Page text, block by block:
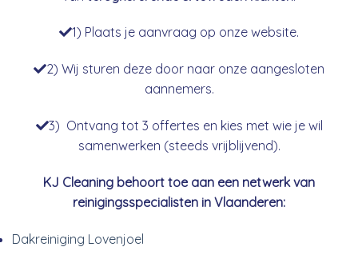
1) Plaats je aanvraag op onze website.
2) Wij sturen deze door naar onze aangesloten
aannemers.
3) Ontvang tot 3 offertes en kies met wie je wil
samenwerken (steeds vrijblijvend).
KJ Cleaning behoort toe aan een netwerk van
reinigingsspecialisten in Vlaanderen:
Dakreiniging Lovenjoel